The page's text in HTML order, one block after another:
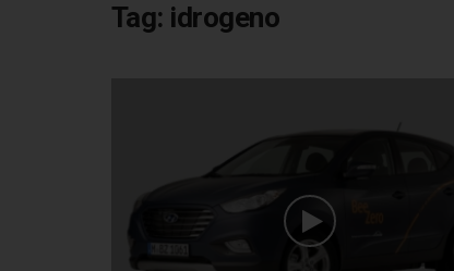
Tag: idrogeno